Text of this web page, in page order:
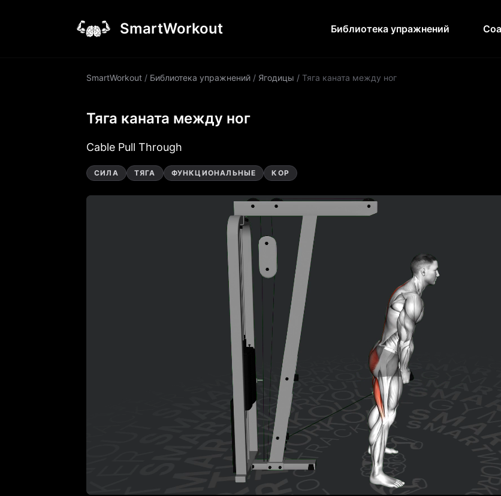
SmartWorkout Библиотека упражнений
SmartWorkout / Библиотека упражнений / Ягодицы / Тяга каната между ног
Тяга каната между ног
Cable Pull Through
СИЛА ТЯГА ФУНКЦИОНАЛЬНЫЕ КОР